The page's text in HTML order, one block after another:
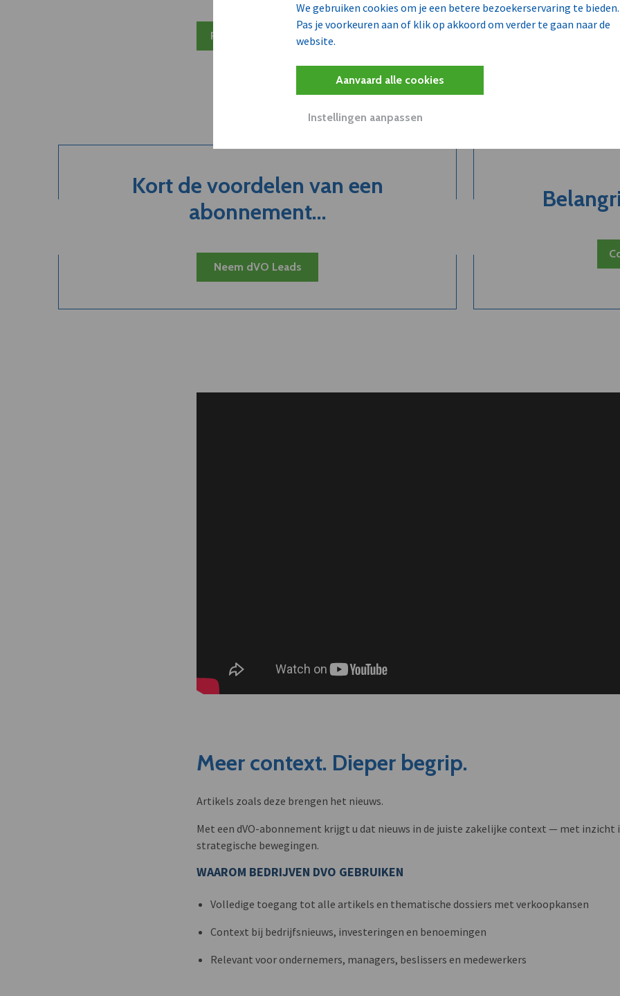
We gebruiken cookies om je een betere bezoekerservaring te bieden.
Pas je voorkeuren aan of klik op akkoord om verder te gaan naar de
website.
Aanvaard alle cookies
Instellingen aanpassen
Plan 20 min inzicht
Kort de voordelen van een
abonnement...
Neem dVO Leads
Meer context. Dieper begrip.
Artikels zoals deze brengen het nieuws.
Met een dVO-abonnement krijgt u dat nieuws in de juiste zakelijke context — met inzicht
strategische bewegingen.
WAAROM BEDRIJVEN DVO GEBRUIKEN
Volledige toegang tot alle artikels en thematische dossiers met verkoopkansen
Context bij bedrijfsnieuws, investeringen en benoemingen
Relevant voor ondernemers, managers, beslissers en medewerkers